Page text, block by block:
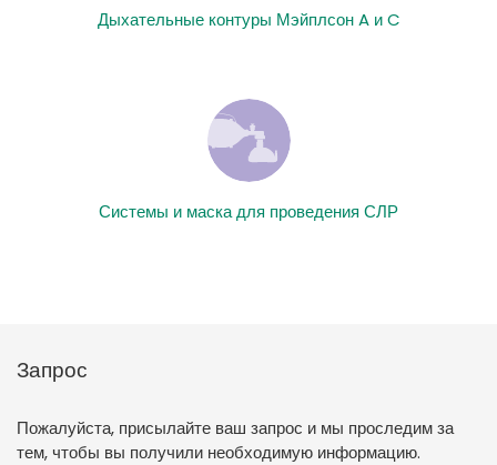
Дыхательные контуры Мэйплсон A и C
Системы и маска для проведения СЛР
Запрос
Пожалуйста, присылайте ваш запрос и мы проследим за
тем, чтобы вы получили необходимую информацию.